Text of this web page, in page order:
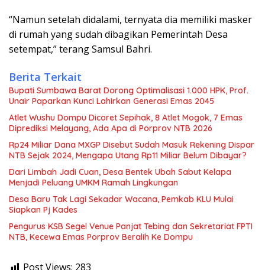
“Namun setelah didalami, ternyata dia memiliki masker
di rumah yang sudah dibagikan Pemerintah Desa
setempat,” terang Samsul Bahri.
Berita Terkait
Bupati Sumbawa Barat Dorong Optimalisasi 1.000 HPK, Prof.
Unair Paparkan Kunci Lahirkan Generasi Emas 2045
Atlet Wushu Dompu Dicoret Sepihak, 8 Atlet Mogok, 7 Emas
Diprediksi Melayang, Ada Apa di Porprov NTB 2026
Rp24 Miliar Dana MXGP Disebut Sudah Masuk Rekening Dispar
NTB Sejak 2024, Mengapa Utang Rp11 Miliar Belum Dibayar?
Dari Limbah Jadi Cuan, Desa Bentek Ubah Sabut Kelapa
Menjadi Peluang UMKM Ramah Lingkungan
Desa Baru Tak Lagi Sekadar Wacana, Pemkab KLU Mulai
Siapkan Pj Kades
Pengurus KSB Segel Venue Panjat Tebing dan Sekretariat FPTI
NTB, Kecewa Emas Porprov Beralih Ke Dompu
Post Views: 283